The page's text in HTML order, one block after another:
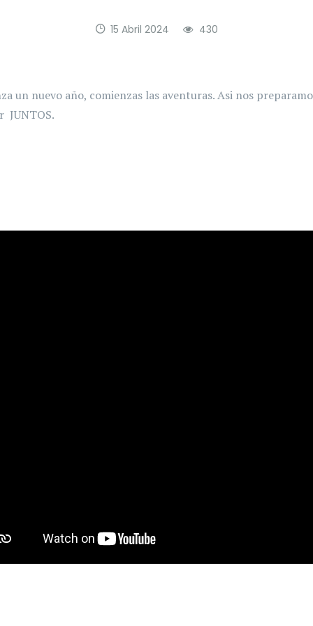
15 Abril 2024 430
un nuevo año, comienzas las aventuras. Asi nos
JUNTOS.